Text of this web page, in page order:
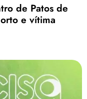
de Patos de
e vítima